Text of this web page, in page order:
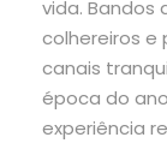
vida. Bandos
colhereiros e
canais
época do
experiência